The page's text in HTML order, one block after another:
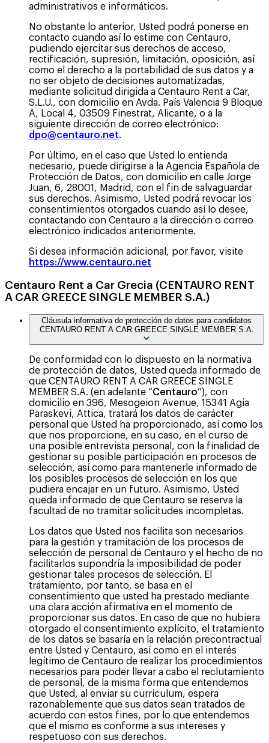
administrativos e informáticos.
No obstante lo anterior, Usted podrá ponerse en
contacto cuando así lo estime con Centauro,
pudiendo ejercitar sus derechos de acceso,
rectificación, supresión, limitación, oposición, así
como el derecho a la portabilidad de sus datos y a
no ser objeto de decisiones automatizadas,
mediante solicitud dirigida a Centauro Rent a Car,
S.L.U., con domicilio en Avda. País Valencia 9 Bloque
A, Local 4, 03509 Finestrat, Alicante, o a la
siguiente dirección de correo electrónico:
dpo@centauro.net.
Por último, en el caso que Usted lo entienda
necesario, puede dirigirse a la Agencia Española de
Protección de Datos, con domicilio en calle Jorge
Juan, 6, 28001, Madrid, con el fin de salvaguardar
sus derechos. Asimismo, Usted podrá revocar los
consentimientos otorgados cuando así lo desee,
contactando con Centauro a la dirección o correo
electrónico indicados anteriormente.
Si desea información adicional, por favor, visite
https://www.centauro.net
Centauro Rent a Car Grecia (CENTAURO RENT
A CAR GREECE SINGLE MEMBER S.A.)
Cláusula informativa de protección de datos para candidatos
CENTAURO RENT A CAR GREECE SINGLE MEMBER S.A.
De conformidad con lo dispuesto en la normativa
de protección de datos, Usted queda informado de
que CENTAURO RENT A CAR GREECE SINGLE
MEMBER S.A. (en adelante “Centauro”), con
domicilio en 396, Mesogeion Avenue, 15341 Agia
Paraskevi, Attica, tratará los datos de carácter
personal que Usted ha proporcionado, así como los
que nos proporcione, en su caso, en el curso de
una posible entrevista personal, con la finalidad de
gestionar su posible participación en procesos de
selección, así como para mantenerle informado de
los posibles procesos de selección en los que
pudiera encajar en un futuro. Asimismo, Usted
queda informado de que Centauro se reserva la
facultad de no tramitar solicitudes incompletas.
Los datos que Usted nos facilita son necesarios
para la gestión y tramitación de los procesos de
selección de personal de Centauro y el hecho de no
facilitarlos supondría la imposibilidad de poder
gestionar tales procesos de selección. El
tratamiento, por tanto, se basa en el
consentimiento que usted ha prestado mediante
una clara acción afirmativa en el momento de
proporcionar sus datos. En caso de que no hubiera
otorgado el consentimiento explícito, el tratamiento
de los datos se basaría en la relación precontractual
entre Usted y Centauro, así como en el interés
legítimo de Centauro de realizar los procedimientos
necesarios para poder llevar a cabo el reclutamiento
de personal, de la misma forma que entendemos
que Usted, al enviar su currículum, espera
razonablemente que sus datos sean tratados de
acuerdo con estos fines, por lo que entendemos
que el mismo es conforme a sus intereses y
respetuoso con sus derechos.